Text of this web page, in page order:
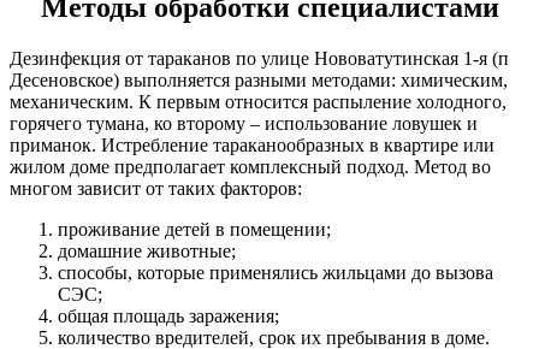
Методы обработки специалистами
Дезинфекция от тараканов по улице Нововатутинская 1-я (п
Десеновское) выполняется разными методами: химическим,
механическим. К первым относится распыление холодного,
горячего тумана, ко второму – использование ловушек и
приманок. Истребление тараканообразных в квартире или
жилом доме предполагает комплексный подход. Метод во
многом зависит от таких факторов:
проживание детей в помещении;
домашние животные;
способы, которые применялись жильцами до вызова
СЭC;
общая площадь заражения;
количество вредителей, срок их пребывания в доме.